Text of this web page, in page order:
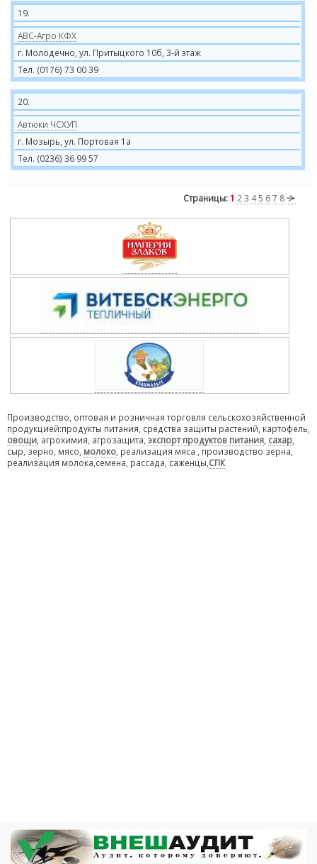
19.
АВС-Агро КФХ
г. Молодечно, ул. Притыцкого 10б, 3-й этаж
Тел. (0176) 73 00 39
20.
Автюки ЧСХУП
г. Мозырь, ул. Портовая 1а
Тел. (0236) 36 99 57
Страницы: 1 2 3 45 67 8
Производство, оптовая и розничная торговля сельскохозяйственной
продукцией:продукты питания, средства защиты растений, картофель,
овощи , агрохимия, агрозащита, экспорт продуктов питания сахар
сыр, зерно, мясо, молоко , реализация мяса , производство зерна,
реализация молока,семена, рассада, саженцы, СПК